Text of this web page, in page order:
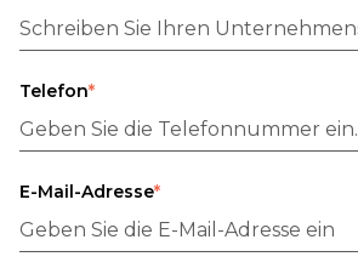
Telefon*
E-Mail-Adresse*